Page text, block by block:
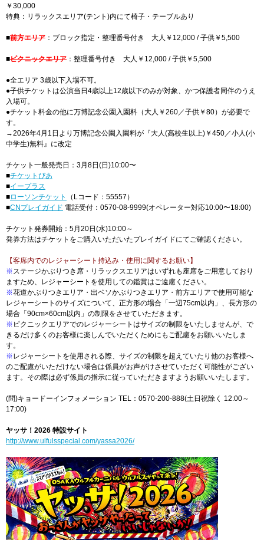
￥30,000
特典：リラックスエリア(テント)内にて椅子・テーブルあり
■前方エリア ：ブロック指定・整理番号付き 大人￥12,000 / 子供￥5,500
■ピクニックエリア ：整理番号付き 大人￥12,000 / 子供￥5,500
●全エリア 3歳以下入場不可。
●子供チケットは公演当日4歳以上12歳以下のみが対象、かつ保護者同伴のうえ
入場可。
●チケット料金の他に万博記念公園入園料（大人￥260／子供￥80）が必要で
す。
→2026年4月1日より万博記念公園入園料が『大人(高校生以上)￥450／小人(小
中学生)無料』に改定
チケット一般発売日：3月8日(日)10:00〜
■チケットぴあ
■イープラス
■ローソンチケット
（Lコード：55557）
■CNプレイガイド 電話受付：0570-08-9999(オペレーター対応10:00〜18:00)
チケット発券開始：5月20日(水)10:00～
発券方法はチケットをご購入いただいたプレイガイドにてご確認ください。
【客席内でのレジャーシート持込み・使用に関するお願い】
※ステージかぶりつき席・リラックスエリアはいずれも座席をご用意しており
ますため、レジャーシートを使用しての鑑賞はご遠慮ください。
※花道かぶりつきエリア・出ベソかぶりつきエリア・前方エリアで使用可能な
レジャーシートのサイズについて、正方形の場合「一辺75cm以内」、長方形の
場合「90cm×60cm以内」の制限をさせていただきます。
※ ピクニックエリアでのレジャーシートはサイズの制限をいたしませんが、で
きるだけ多くのお客様に楽しんでいただくためにもご配慮をお願いいたしま
す。
※レジャーシートを使用される際、サイズの制限を超えていたり他のお客様へ
のご配慮がいただけない場合は係員がお声がけさせていただく可能性がござい
ます。その際は必ず係員の指示に従っていただきますようお願いいたします。
(問)キョードーインフォメーション TEL：0570-200-888(土日祝除く 12:00～
17:00)
ヤッサ！2026 特設サイト
http://www.ulfulsspecial.com/yassa2026/